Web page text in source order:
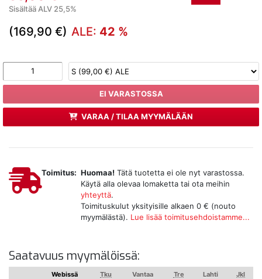
Sisältää ALV 25,5%
(169,90 €) ALE: 42 %
EI VARASTOSSA
VARAA / TILAA MYYMÄLÄÄN
Toimitus: Huomaa! Tätä tuotetta ei ole nyt varastossa.
Käytä alla olevaa lomaketta tai ota meihin
yhteyttä.
Toimituskulut yksityisille alkaen 0 € (nouto
myymälästä). Lue lisää toimitusehdoistamme...
Saatavuus myymälöissä:
Webissä Tku Vantaa Tre Lahti
Jkl